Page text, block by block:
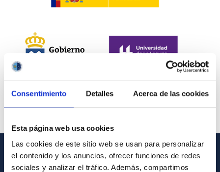
Consentimiento Detalles Acerca de las cookies
Esta página web usa cookies
Las cookies de este sitio web se usan para personalizar
el contenido y los anuncios, ofrecer funciones de redes
sociales y analizar el tráfico. Además, compartimos
INFORMACIÓN GENERAL